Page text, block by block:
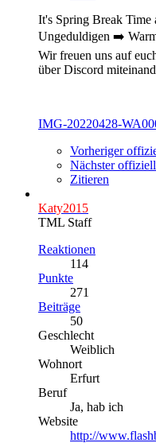
It's Spring Break Time
Ungeduldigen ➡️
Wir freuen uns auf
über Discord
IMG-20220428-
Vorheriger
Nächster
Zitieren
Katy2015
TML Staff
Reaktionen
114
Punkte
271
Beiträge
50
Geschlecht
Weiblich
Wohnort
Erfurt
Beruf
Ja, hab ich
Website
http://